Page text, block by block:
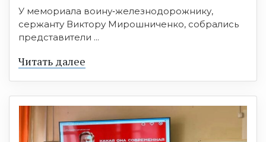
У мемориала воину‑железнодорожнику,
сержанту Виктору Мирошниченко, собрались
представители ...
Читать далее